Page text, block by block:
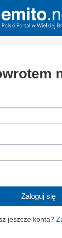
Zaloguj się
jeszcze konta?